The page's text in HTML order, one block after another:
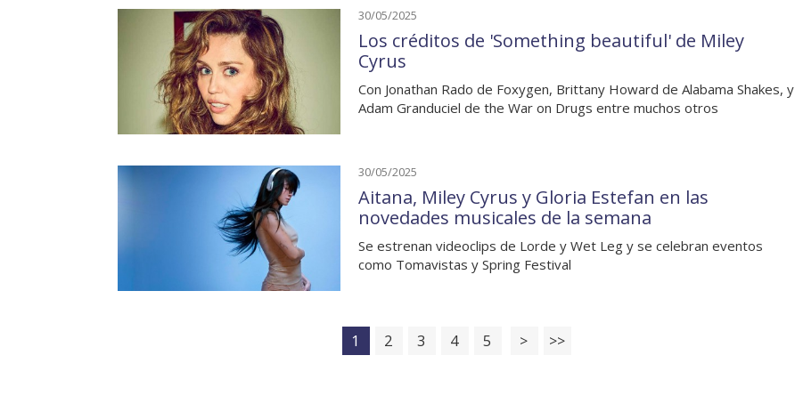
30/05/2025
Los créditos de 'Something beautiful' de Miley
Cyrus
Con Jonathan Rado de Foxygen, Brittany Howard de Alabama Shakes, y
Adam Granduciel de the War on Drugs entre muchos otros
30/05/2025
Aitana, Miley Cyrus y Gloria Estefan en las
novedades musicales de la semana
Se estrenan videoclips de Lorde y Wet Leg y se celebran eventos
como Tomavistas y Spring Festival
1 2 3 4 5 > >>